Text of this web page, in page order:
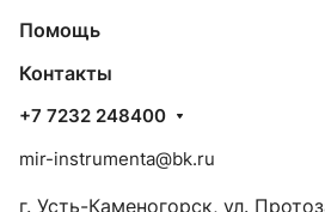
Помощь
Контакты
+7 7232 248400
mir-instrumenta@bk.ru
г. Усть-Каменогорск, ул.